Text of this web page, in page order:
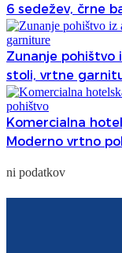
6 sedežev, črne
Zunanje pohištvo
stoli, vrtne
Komercialna
Moderno vrtno
ni podatkov